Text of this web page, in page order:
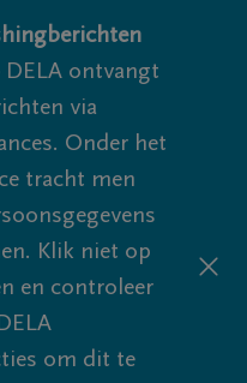
DELA ontvangt
via
Onder het
tracht men
Klik niet op
en controleer
om dit te